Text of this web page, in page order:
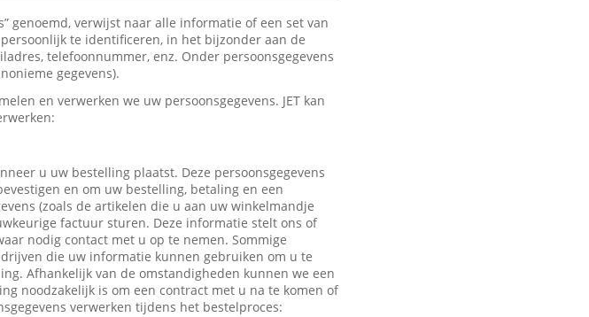
genoemd, verwijst naar alle informatie of een set van
te identificeren, in het bijzonder aan de
telefoonnummer, enz. Onder persoonsgegevens
gegevens).
en verwerken we uw persoonsgegevens. JET kan
u uw bestelling plaatst. Deze persoonsgegevens
en om uw bestelling, betaling en een
(zoals de artikelen die u aan uw winkelmandje
factuur sturen. Deze informatie stelt ons of
nodig contact met u op te nemen. Sommige
die uw informatie kunnen gebruiken om u te
Afhankelijk van de omstandigheden kunnen we een
noodzakelijk is om een contract met u na te komen of
verwerken tijdens het bestelproces: